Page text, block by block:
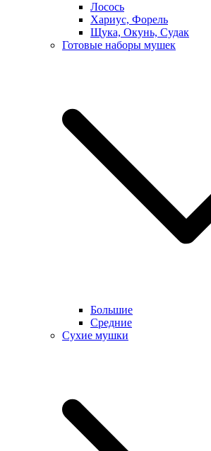
Лосось
Хариус, Форель
Щука, Окунь, Судак
Готовые наборы мушек
Большие
Средние
Сухие мушки